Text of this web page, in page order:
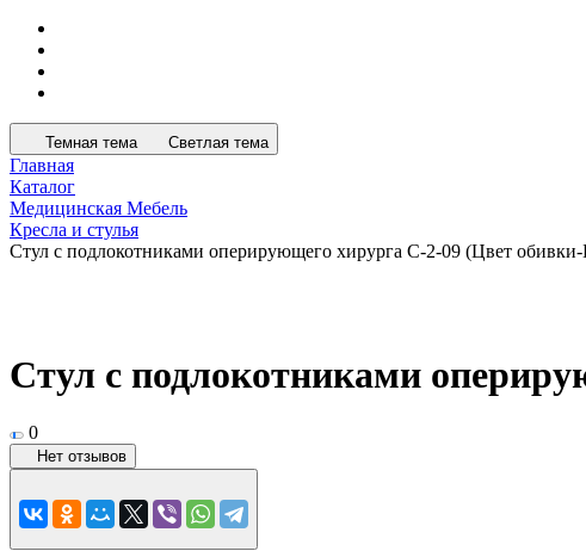
Темная тема Светлая тема
Главная
Каталог
Медицинская Мебель
Кресла и стулья
Стул с подлокотниками оперирующего хирурга С-2-09 (Цвет
Стул с подлокотниками
0
Нет отзывов